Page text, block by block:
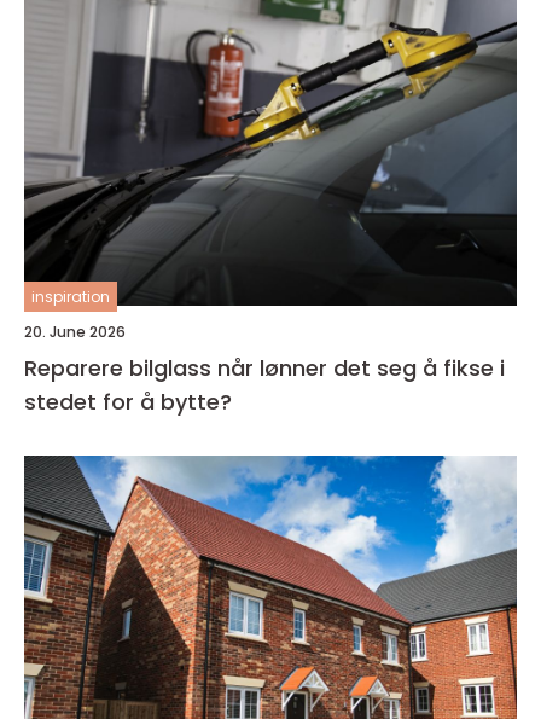
inspiration
20. June 2026
Reparere bilglass når lønner det seg å fikse i
stedet for å bytte?